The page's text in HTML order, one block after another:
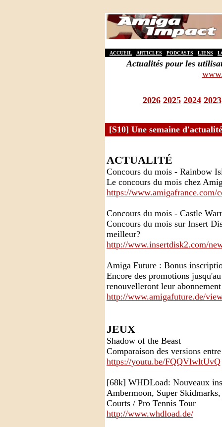
ACCUEIL ARTICLES PODCASTS LIENS
Actualités pour les
2026 2025 2024 2023
[S10] Une semaine
ACTUALITÉ
Concours du mois - Rainbow
Le concours du mois chez
https://www.amigafrance.com/
Concours du mois - Castle
Concours du mois sur Insert
meilleur?
http://www.insertdisk2.com/
Amiga Future : Bonus
Encore des promotions
renouvelleront leur
http://www.amigafuture.de/
JEUX
Shadow of the Beast
Comparaison des versions
https://youtu.be/FQQVlwltUvQ
[68k] WHDLoad: Nouveaux
Ambermoon, Super
Courts / Pro Tennis Tour
http://www.whdload.de/